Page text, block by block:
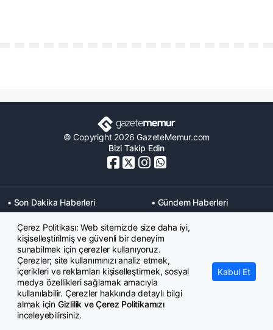
© Copyright 2026 GazeteMemur.com
Bizi Takip Edin
• Son Dakika Haberleri
• Gündem Haberleri
• Memurlar Haberleri
• KPSS Haberleri
• Ekonomi Haberleri
• Eğitim Haberleri
• Yaşam Haberleri
• Maaş Verileri Haberleri
• Mahkeme Kararları
Haberleri
Çerez Politikası: Web sitemizde size daha iyi,
kişiselleştirilmiş ve güvenli bir deneyim
sunabilmek için çerezler kullanıyoruz.
Çerezler; site kullanımınızı analiz etmek,
içerikleri ve reklamları kişiselleştirmek, sosyal
medya özellikleri sağlamak amacıyla
kullanılabilir. Çerezler hakkında detaylı bilgi
almak için Gizlilik ve Çerez Politikamızı
inceleyebilirsiniz.
Kabul Et